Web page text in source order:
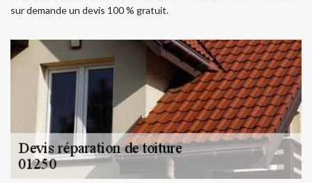
sur demande un devis 100 % gratuit.